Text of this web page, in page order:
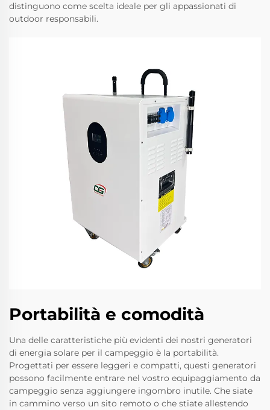
distinguono come scelta ideale per gli appassionati di
outdoor responsabili.
Portabilità e comodità
Una delle caratteristiche più evidenti dei nostri generatori
di energia solare per il campeggio è la portabilità.
Progettati per essere leggeri e compatti, questi generatori
possono facilmente entrare nel vostro equipaggiamento da
campeggio senza aggiungere ingombro inutile. Che siate
in cammino verso un sito remoto o che stiate allestendo